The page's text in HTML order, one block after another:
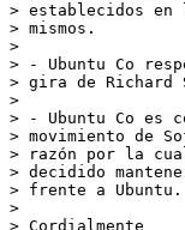
> establecidos
> mismos.
>
> - Ubuntu Co
> gira de Richard
>
> - Ubuntu Co es
> movimiento de
> razón por la
> decidido
> frente a Ubuntu.
>
> Cordialmente